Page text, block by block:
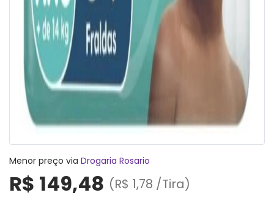
Menor preço via Drogaria Rosario
R$ 149,48 (R$ 1,78 /Tira)